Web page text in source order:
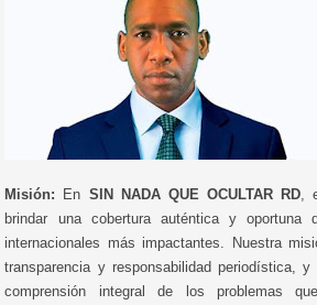
Misión: En SIN NADA QUE OCULTAR RD,
brindar una cobertura auténtica y
internacionales más impactantes. Nuestra
transparencia y responsabilidad periodística,
comprensión integral de los problemas